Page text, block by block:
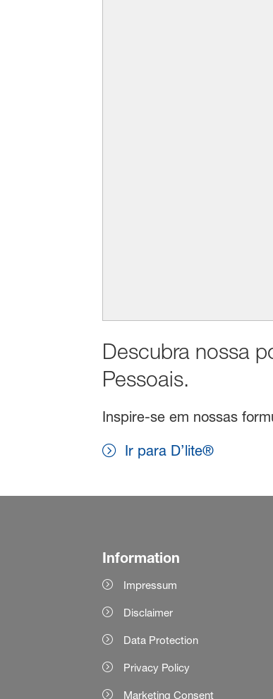
Descubra nossa
Pessoais.
Inspire-se em nossas
Ir para D’lite®
Information
Impressum
Disclaimer
Data Protection
Privacy Policy
Marketing Consent